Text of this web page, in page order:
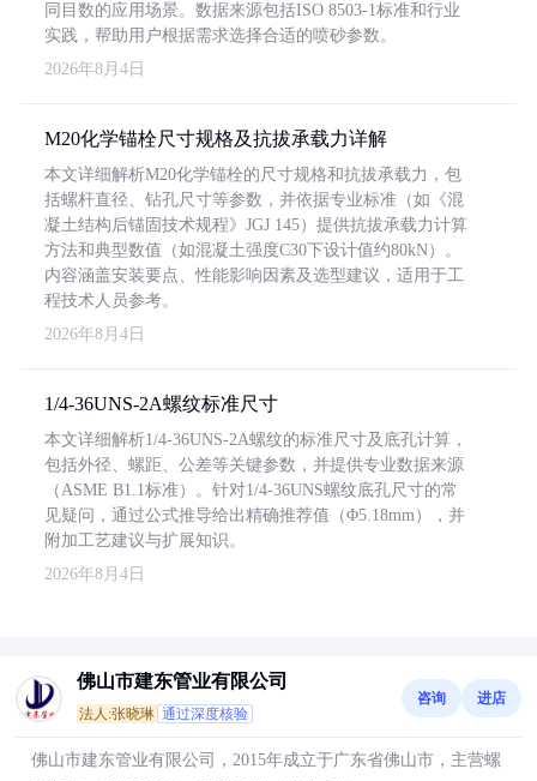
同目数的应用场景。数据来源包括ISO 8503-1标准和行业
实践，帮助用户根据需求选择合适的喷砂参数。
2026年8月4日
M20化学锚栓尺寸规格及抗拔承载力详解
本文详细解析M20化学锚栓的尺寸规格和抗拔承载力，包
括螺杆直径、钻孔尺寸等参数，并依据专业标准（如《混
凝土结构后锚固技术规程》JGJ 145）提供抗拔承载力计算
方法和典型数值（如混凝土强度C30下设计值约80kN）。
内容涵盖安装要点、性能影响因素及选型建议，适用于工
程技术人员参考。
2026年8月4日
1/4-36UNS-2A螺纹标准尺寸
本文详细解析1/4-36UNS-2A螺纹的标准尺寸及底孔计算，
包括外径、螺距、公差等关键参数，并提供专业数据来源
（ASME B1.1标准）。针对1/4-36UNS螺纹底孔尺寸的常
见疑问，通过公式推导给出精确推荐值（Φ5.18mm），并
附加工艺建议与扩展知识。
2026年8月4日
佛山市建东管业有限公司
法人:张晓琳 通过深度核验
咨询 进店
佛山市建东管业有限公司，2015年成立于广东省佛山市，主营螺